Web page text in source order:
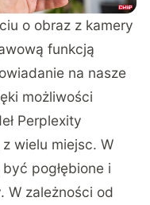
o obraz z kamery
funkcją
na nasze
możliwości
Perplexity
wielu miejsc. W
pogłębione i
W zależności od